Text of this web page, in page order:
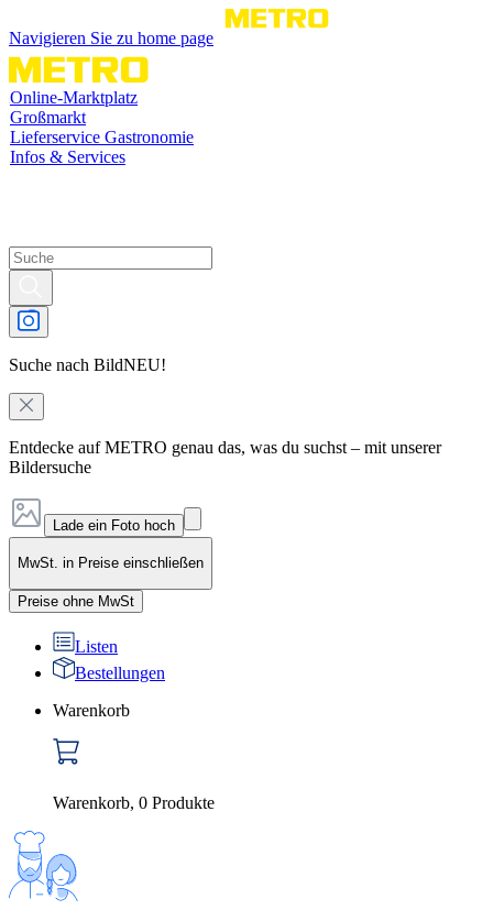
Navigieren Sie zu home page
Online-Marktplatz
Großmarkt
Lieferservice Gastronomie
Infos & Services
Suche nach BildNEU!
Entdecke auf METRO genau das, was du suchst – mit unserer
Bildersuche
Lade ein Foto hoch
MwSt. in Preise einschließen
Preise ohne MwSt
Listen
Bestellungen
Warenkorb
Warenkorb, 0 Produkte